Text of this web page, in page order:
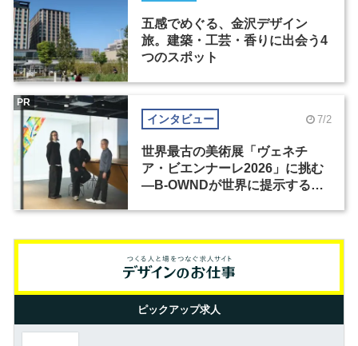
五感でめぐる、金沢デザイン
旅。建築・工芸・香りに出会う4
つのスポット
インタビュー 7/2
世界最古の美術展「ヴェネチ
ア・ビエンナーレ2026」に挑む
―B-OWNDが世界に提示する美
PR
ピックアップ求人